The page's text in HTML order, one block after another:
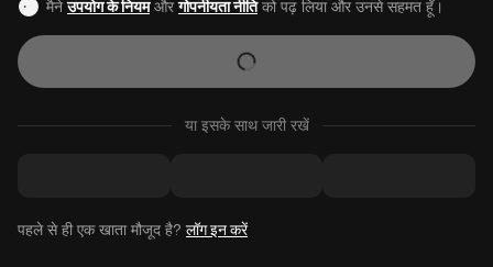
मैनेउपयोग के नियमऔरगोपनीयता नीतिको पढ़ लिया और उनसे सहमत हूँ।
या इसके साथ जारी रखें
पहले से ही एक खाता मौजूद है? लॉग इन करें